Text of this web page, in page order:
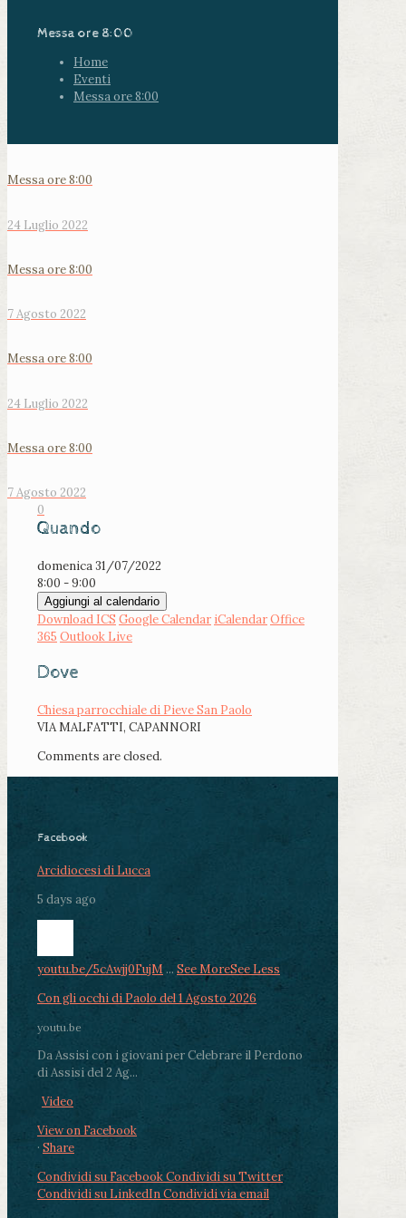
Messa ore 8:00
Home
Eventi
Messa ore 8:00
Messa ore 8:00
24 Luglio 2022
Messa ore 8:00
7 Agosto 2022
Messa ore 8:00
24 Luglio 2022
Messa ore 8:00
7 Agosto 2022
0
Quando
domenica 31/07/2022
8:00 - 9:00
Aggiungi al calendario
Download ICS Google Calendar iCalendarOffice
365 Outlook Live
Dove
Chiesa parrocchiale di Pieve San Paolo
VIA MALFATTI, CAPANNORI
Comments are closed.
Facebook
Arcidiocesi di Lucca
5 days ago
youtu.be/5cAwjj0FujM ... See MoreSee Less
Con gli occhi di Paolo del 1 Agosto 2026
youtu.be
Da Assisi con i giovani per Celebrare il Perdono
di Assisi del 2 Ag...
Video
View on Facebook
· Share
Condividi su FacebookCondividi su Twitter
Condividi su LinkedInCondividi via email